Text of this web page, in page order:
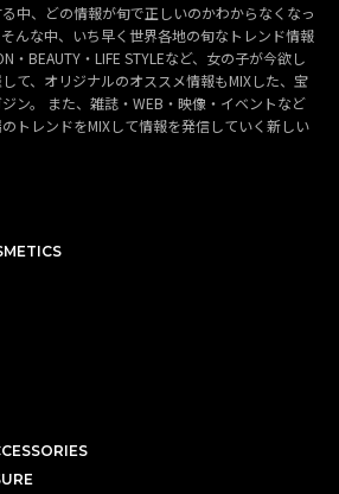
中、どの情報が旬で正しいのかわからなくなっ
んな中、いち早く世界各地の旬なトレンド情報
・BEAUTY・LIFE STYLEなど、女の子が今欲し
て、オリジナルのオススメ情報もMIXした、宝
ン。 また、雑誌・WEB・映像・イベントなど
トレンドをMIXして情報を発信していく新しい